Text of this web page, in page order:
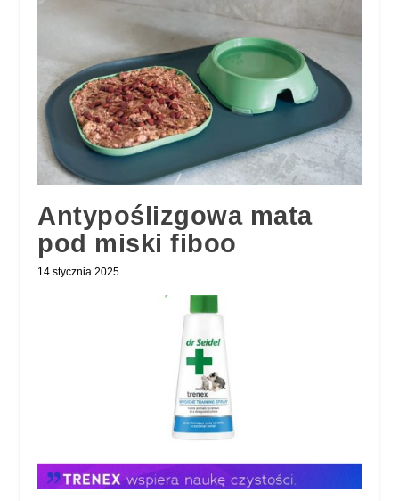
Antypoślizgowa mata
pod miski fiboo
14 stycznia 2025